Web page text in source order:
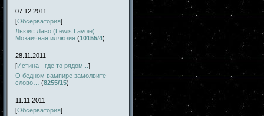
07.12.2011
[Обсерватория]
Льюис Лаво (Lewis Lavoie).
Мозаичная иллюзия (10155/4)
28.11.2011
[Истина - где то рядом... ]
О бедном вампире замолвите
слово…
(8255/15)
11.11.2011
[Обсерватория]